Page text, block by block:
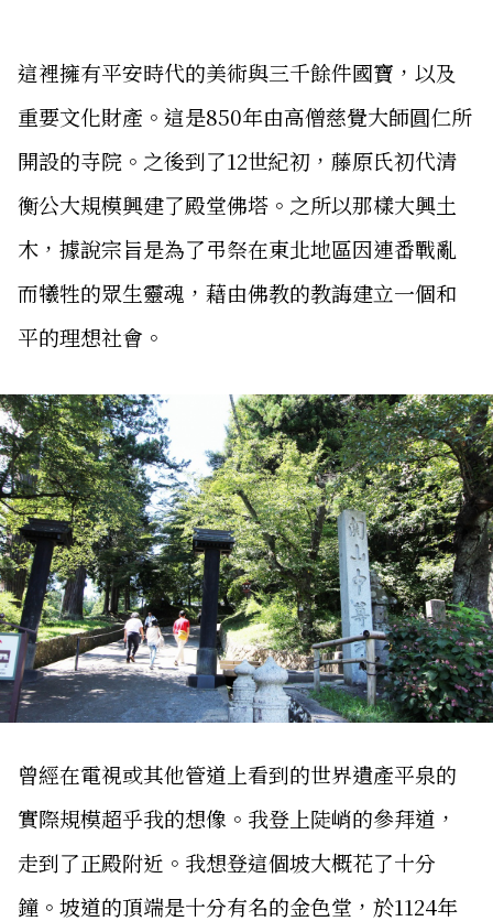
這裡擁有平安時代的美術與三千餘件國寶，以及
重要文化財產。這是850年由高僧慈覺大師圓仁所
開設的寺院。之後到了12世紀初，藤原氏初代清
衡公大規模興建了殿堂佛塔。之所以那樣大興土
木，據說宗旨是為了弔祭在東北地區因連番戰亂
而犧牲的眾生靈魂，藉由佛教的教誨建立一個和
平的理想社會。
曾經在電視或其他管道上看到的世界遺產平泉的
實際規模超乎我的想像。我登上陡峭的參拜道，
走到了正殿附近。我想登這個坡大概花了十分
鐘。坡道的頂端是十分有名的金色堂，於1124年